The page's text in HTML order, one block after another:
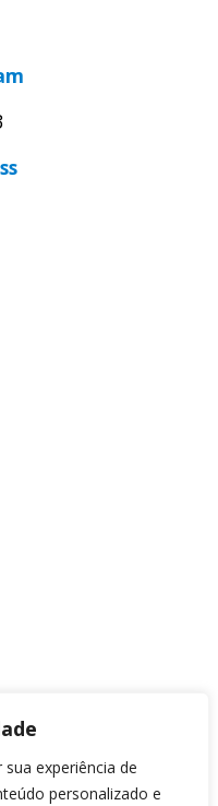
experiência de
personalizado e